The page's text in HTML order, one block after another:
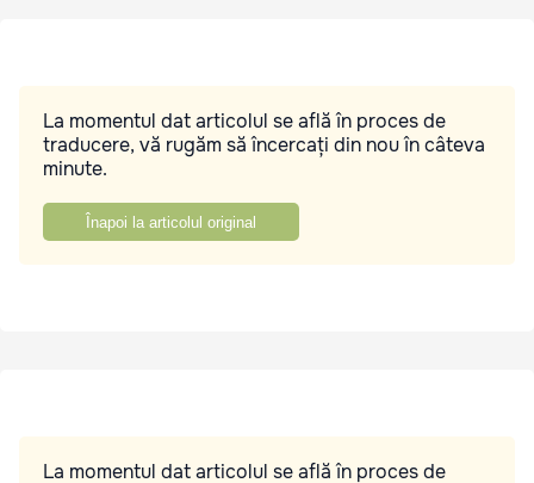
La momentul dat articolul se află în proces de
traducere, vă rugăm să încercați din nou în câteva
minute.
Înapoi la articolul original
La momentul dat articolul se află în proces de